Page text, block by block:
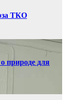
ТКО
природе для